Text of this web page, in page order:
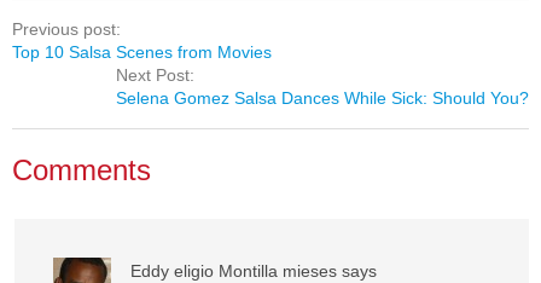
Previous post:
Top 10 Salsa Scenes from Movies
Next Post:
Selena Gomez Salsa Dances While Sick: Should You?
Comments
Eddy eligio Montilla mieses says